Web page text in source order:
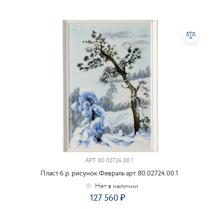
АРТ.80.02724.00.1
Пласт б.р. рисунок Февраль арт. 80.02724.00.1
127 560